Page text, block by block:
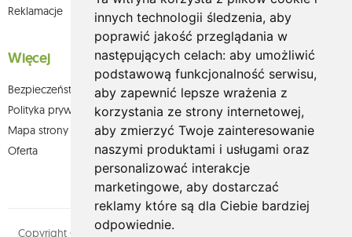
innych technologii śledzenia, aby
poprawić jakość przeglądania w
następujących celach: aby umożliwić
podstawową funkcjonalność serwisu,
aby zapewnić lepsze wrażenia z
korzystania ze strony internetowej,
aby zmierzyć Twoje zainteresowanie
naszymi produktami i usługami oraz
personalizować interakcje
marketingowe, aby dostarczać
reklamy które są dla Ciebie bardziej
odpowiednie.
Reklamacje
Więcej
Bezpieczeństwo płatności
Polityka prywatności
Mapa strony
Oferta
Copyright © olium.pl. Wszystkie prawa zastrzeżone. Designed by